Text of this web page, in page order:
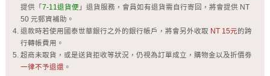
提供「 7-11退貨便 」退貨服務，會員如有退貨需自行寄回，將會提供 NT
50 元郵資補助。
退款時若使用國泰世華銀行之外的銀行帳戶，將會另外收取 NT 15元的跨
行轉帳費用。
超商未取貨，或是送貨拒收等狀況，仍視為訂單成立，購物金以及折價劵
一律不予退還 。